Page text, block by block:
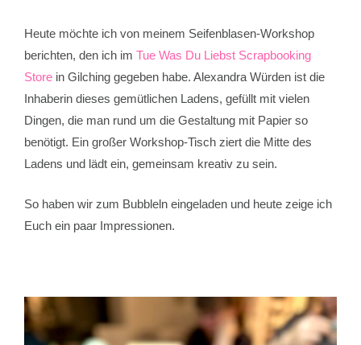
Heute möchte ich von meinem Seifenblasen-Workshop
berichten, den ich im Tue Was Du Liebst Scrapbooking
Store in Gilching gegeben habe. Alexandra Würden ist die
Inhaberin dieses gemütlichen Ladens, gefüllt mit vielen
Dingen, die man rund um die Gestaltung mit Papier so
benötigt. Ein großer Workshop-Tisch ziert die Mitte des
Ladens und lädt ein, gemeinsam kreativ zu sein.
So haben wir zum Bubbleln eingeladen und heute zeige ich
Euch ein paar Impressionen.